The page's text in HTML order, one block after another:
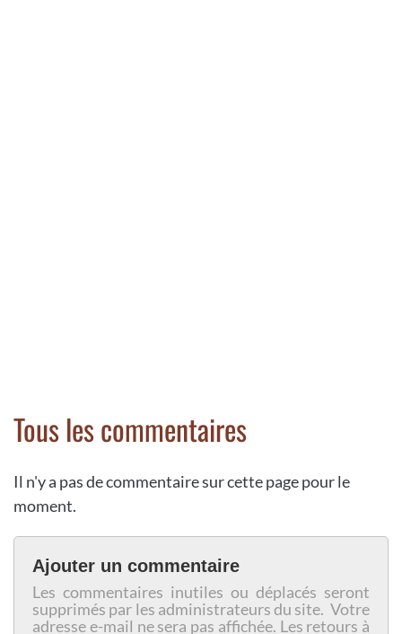
Tous les commentaires
Il n'y a pas de commentaire sur cette page pour le
moment.
Ajouter un commentaire
Les commentaires inutiles ou déplacés seront
supprimés par les administrateurs du site. Votre
adresse e-mail ne sera pas affichée. Les retours à